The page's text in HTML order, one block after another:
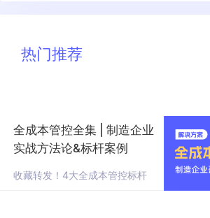
热门推荐
全成本管控全集 | 制造企业
实战方法论&标杆案例
收藏转发！4大全成本管控标杆